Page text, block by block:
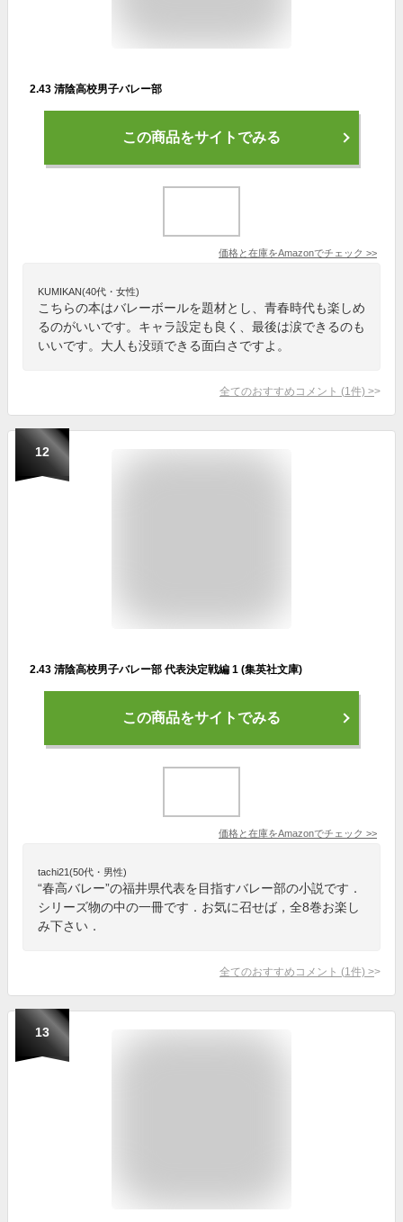
2.43 清陰高校男子バレー部
この商品をサイトでみる
価格と在庫をAmazonでチェック >>
KUMIKAN(40代・女性)
こちらの本はバレーボールを題材とし、青春時代も楽しめ
るのがいいです。キャラ設定も良く、最後は涙できるのも
いいです。大人も没頭できる面白さですよ。
全てのおすすめコメント (1 件) >
12
2.43 清陰高校男子バレー部 代表決定戦編 1 (集英社文庫)
この商品をサイトでみる
価格と在庫をAmazonでチェック >>
tachi21(50代・男性)
“春高バレー”の福井県代表を目指すバレー部の小説です．
シリーズ物の中の一冊です．お気に召せば，全8巻お楽し
み下さい．
全てのおすすめコメント (1 件) >
13